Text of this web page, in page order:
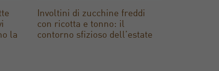
la
Involtini di zucchine freddi
con ricotta e tonno: il
contorno sfizioso dell’estate